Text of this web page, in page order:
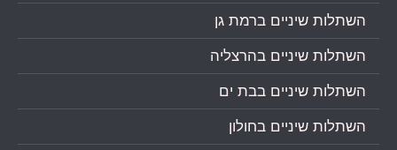
השתלות שיניים ברמת גן
השתלות שיניים בהרצליה
השתלות שיניים בבת ים
השתלות שיניים בחולון